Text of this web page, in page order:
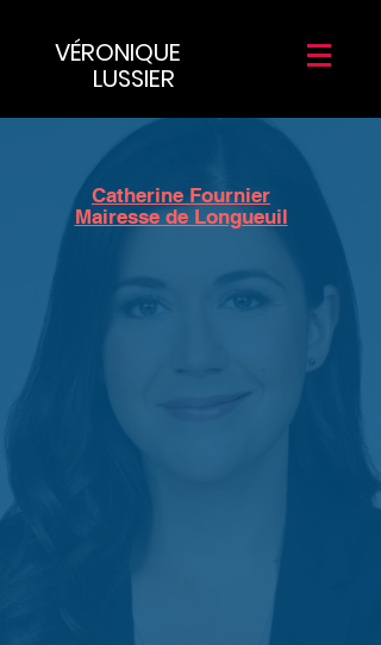
VÉRONIQUE
LUSSIER
Catherine Fournier
Mairesse de Longueuil